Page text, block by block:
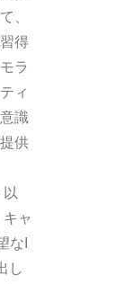
、
得
ラ
ィ
識
供
ャ
なI
し